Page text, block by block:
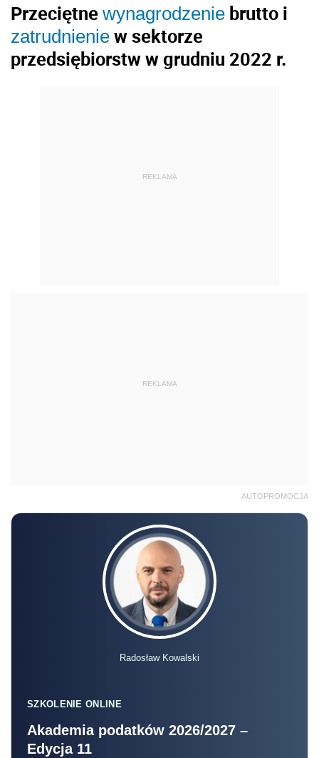
Przeciętne wynagrodzenie brutto i
zatrudnienie w sektorze
przedsiębiorstw w grudniu 2022 r.
REKLAMA
REKLAMA
AUTOPROMOCJA
Radosław Kowalski
SZKOLENIE ONLINE
Akademia podatków 2026/2027 –
Edycja 11